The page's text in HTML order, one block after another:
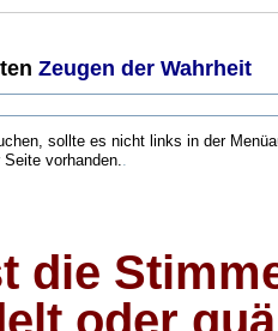
Zeugen der Wahrheit
sollte es nicht links in der
vorhanden.
die
oder